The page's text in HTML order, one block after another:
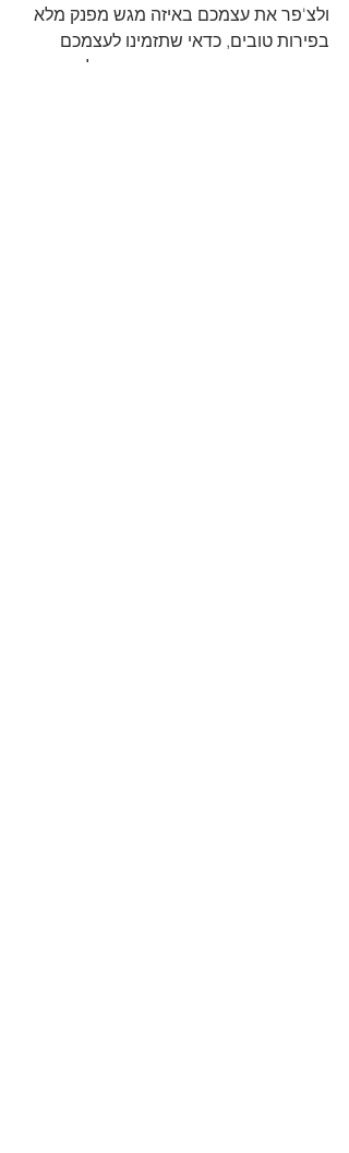
ולצ'פר את עצמכם באיזה מגש מפנק מלא
בפירות טובים, כדאי שתזמינו לעצמכם
מגש פירות בריא וטעים. מדובר על מתנה